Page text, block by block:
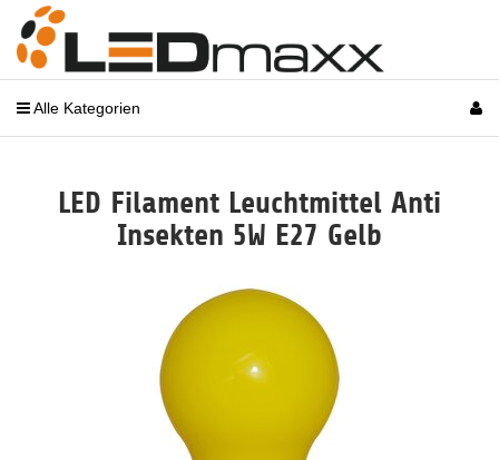
Alle Kategorien
LED Filament Leuchtmittel Anti
Insekten 5W E27 Gelb